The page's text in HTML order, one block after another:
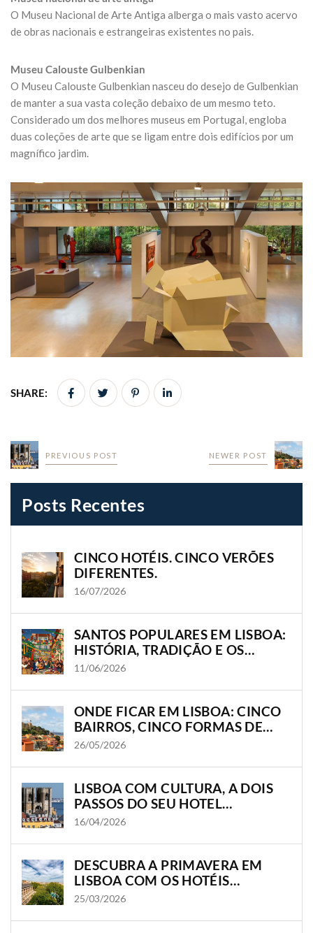
O Museu Nacional de Arte Antiga alberga o mais vasto acervo
de obras nacionais e estrangeiras existentes no pais.
Museu Calouste Gulbenkian
O Museu Calouste Gulbenkian nasceu do desejo de Gulbenkian
de manter a sua vasta coleção debaixo de um mesmo teto.
Considerado um dos melhores museus em Portugal, engloba
duas coleções de arte que se ligam entre dois edifícios por um
magnífico jardim.
SHARE:
PREVIOUS POST NEWER POST
Posts Recentes
CINCO HOTÉIS. CINCO VERÕES
DIFERENTES.
16/07/2026
SANTOS POPULARES EM LISBOA:
HISTÓRIA, TRADIÇÃO E OS
BAIRROS ONDE A CIDADE
11/06/2026
ONDE FICAR EM LISBOA: CINCO
BAIRROS, CINCO FORMAS DE
VIVER A CIDADE
26/05/2026
LISBOA COM CULTURA, A DOIS
PASSOS DO SEU HOTEL
OLISSIPPO
16/04/2026
DESCUBRA A PRIMAVERA EM
LISBOA COM OS HOTÉIS
OLISSIPPO
25/03/2026